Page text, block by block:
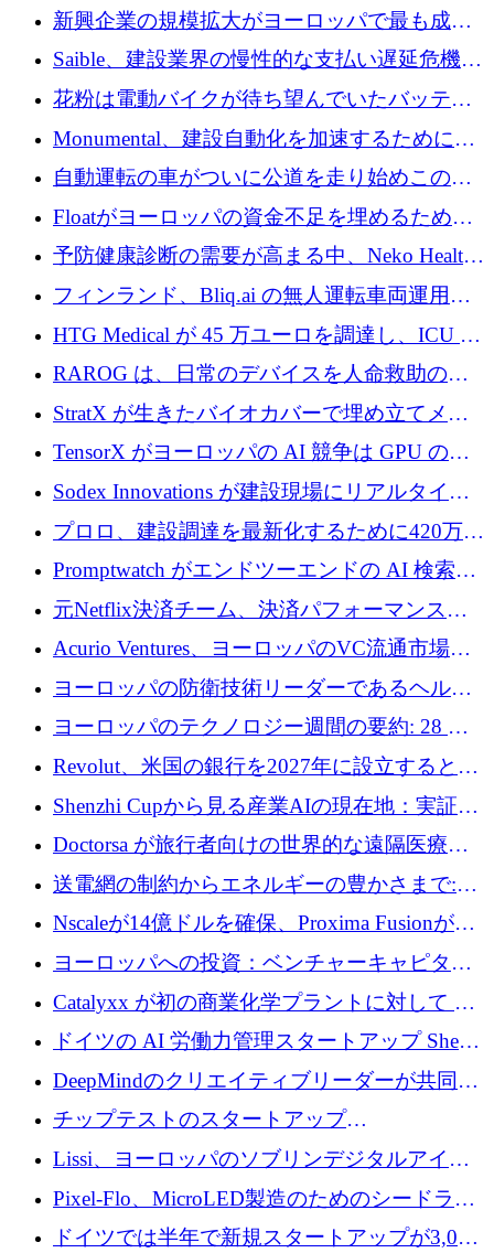
後、アムステルダムに根を張る
新興企業の規模拡大がヨーロッパで最も成功
した創業者を生み出す、アントラー氏が発見
Saible、建設業界の慢性的な支払い遅延危機に
対処するために 290 万ポンドを調達
花粉は電動バイクが待ち望んでいたバッテリ
ー交換ネットワークを構築している
Monumental、建設自動化を加速するためにシ
リーズ B で 3,200 万ドルを確保
自動運転の車がついに公道を走り始めこの国
が世界をリードしようとしている
Floatがヨーロッパの資金不足を埋めるために
シリーズAで450万ユーロを調達
予防健康診断の需要が高まる中、Neko Health
が 7 億ドルを調達
フィンランド、Bliq.ai の無人運転車両運用を
認可
HTG Medical が 45 万ユーロを調達し、ICU の
尿モニタリングを自動化するための MDR 認
証を獲得
RAROG は、日常のデバイスを人命救助の救
助ビーコンに変えるために 16 万 2,000 ユーロ
StratX が生きたバイオカバーで埋め立てメタ
ン対策に 119 万ドルを調達
TensorX がヨーロッパの AI 競争は GPU の所
有者によって決まると考える理由
Sodex Innovations が建設現場にリアルタイム
のインテリジェンスをもたらすために 400 万
ユーロを確保
プロロ、建設調達を最新化するために420万ポ
ンドを調達
Promptwatch がエンドツーエンドの AI 検索最
適化プラットフォームを拡張するために 600
万ユーロを調達
元Netflix決済チーム、決済パフォーマンスプ
ラットフォームNopanのためにこれまでに720
万ユーロを調達
Acurio Ventures、ヨーロッパのVC流通市場の
流動性を解放するために1億1,500万ユーロの
ファンドを立ち上げる
ヨーロッパの防衛技術リーダーであるヘルシ
ングは、180億ドルの評価額で18億ドルのシリ
ヨーロッパのテクノロジー週間の要約: 28 億
ユーロを超える 70 以上のテクノロジー資金調
Revolut、米国の銀行を2027年に設立すると米
国の社長が語る
Shenzhi Cupから見る産業AIの現在地：実証と
産業実装への道筋
Doctorsa が旅行者向けの世界的な遠隔医療プ
ラットフォームを拡大するために 100 万ユー
ロを調達
送電網の制約からエネルギーの豊かさまで:
Envision の Gobi X がヨーロッパの AI の未来
Nscaleが14億ドルを確保、Proxima Fusionが4
億1,100万ユーロを獲得、Invest EuropeはVCの
ヨーロッパへの投資：ベンチャーキャピタル
が過去2番目に高い水準に到達
Catalyxx が初の商業化学プラントに対して EU
から 2,000 万ユーロ以上の支援を獲得
ドイツの AI 労働力管理スタートアップ Sherpa
がプレシードで 220 万ドルを調達
DeepMindのクリエイティブリーダーが共同設
立したAIライティングのスタートアップが
1,300万ドルのシード投資を調達
チップテストのスタートアップ
QuantumDiamondsが株式資金で1,500万ユーロ
を調達
Lissi、ヨーロッパのソブリンデジタルアイデ
ンティティの未来を推進するために350万ユー
ロを調達
Pixel-Flo、MicroLED製造のためのシードラウ
ンドで525万ポンドを獲得
ドイツでは半年で新規スタートアップが3,000